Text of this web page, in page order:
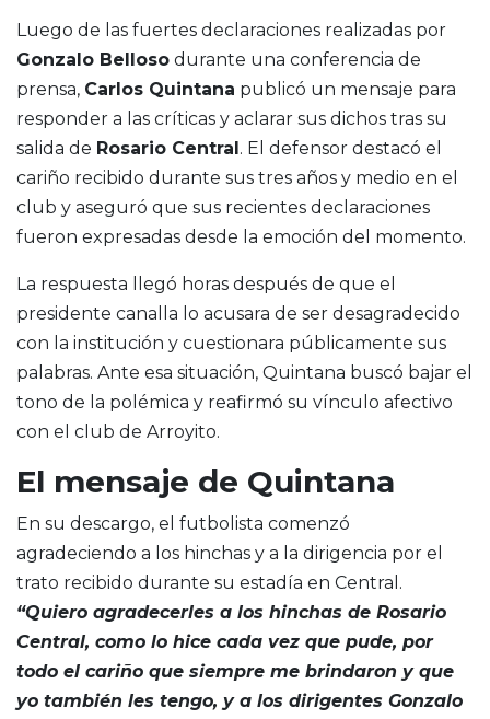
Luego de las fuertes declaraciones realizadas por
Gonzalo Belloso durante una conferencia de
prensa, Carlos Quintana publicó un mensaje para
responder a las críticas y aclarar sus dichos tras su
salida de Rosario Central . El defensor destacó el
cariño recibido durante sus tres años y medio en el
club y aseguró que sus recientes declaraciones
fueron expresadas desde la emoción del momento.
La respuesta llegó horas después de que el
presidente canalla lo acusara de ser desagradecido
con la institución y cuestionara públicamente sus
palabras. Ante esa situación, Quintana buscó bajar el
tono de la polémica y reafirmó su vínculo afectivo
con el club de Arroyito.
El mensaje de Quintana
En su descargo, el futbolista comenzó
agradeciendo a los hinchas y a la dirigencia por el
trato recibido durante su estadía en Central.
“Quiero agradecerles a los hinchas de Rosario
Central, como lo hice cada vez que pude, por
todo el cariño que siempre me brindaron y que
yo también les tengo, y a los dirigentes Gonzalo